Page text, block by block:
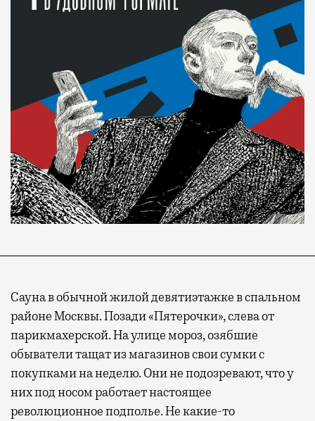
Сауна в обычной жилой девятиэтажке в спальном
районе Москвы. Позади «Пятерочки», слева от
парикмахерской. На улице мороз, озябшие
обыватели тащат из магазинов свои сумки с
покупками на неделю. Они не подозревают, что у
них под носом работает настоящее
революционное подполье. Не какие-то